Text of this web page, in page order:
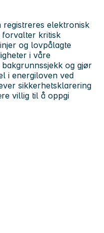
elektronisk
forvalter kritisk
og lovpålagte
i våre
og gjør
i energiloven ved
sikkerhetsklarering
villig til å oppgi